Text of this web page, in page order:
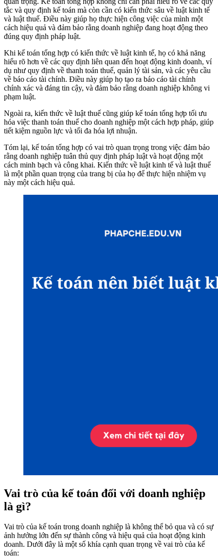
tắc và quy định kế toán mà còn cần có kiến thức sâu về luật kinh tế
và luật thuế. Điều này giúp họ thực hiện công việc của mình một
cách hiệu quả và đảm bảo rằng doanh nghiệp đang hoạt động theo
đúng quy định pháp luật.
Khi kế toán tổng hợp có kiến thức về luật kinh tế, họ có khả năng
hiểu rõ hơn về các quy định liên quan đến hoạt động kinh doanh, ví
dụ như quy định về thanh toán thuế, quản lý tài sản, và các yêu cầu
về báo cáo tài chính. Điều này giúp họ tạo ra báo cáo tài chính
chính xác và đáng tin cậy, và đảm bảo rằng doanh nghiệp không vi
phạm luật.
Ngoài ra, kiến thức về luật thuế cũng giúp kế toán tổng hợp tối ưu
hóa việc thanh toán thuế cho doanh nghiệp một cách hợp pháp, giúp
tiết kiệm nguồn lực và tối đa hóa lợi nhuận.
Tóm lại, kế toán tổng hợp có vai trò quan trọng trong việc đảm bảo
rằng doanh nghiệp tuân thủ quy định pháp luật và hoạt động một
cách minh bạch và công khai. Kiến thức về luật kinh tế và luật thuế
là một phần quan trọng của trang bị của họ để thực hiện nhiệm vụ
này một cách hiệu quả.
Vai trò của kế toán đối với doanh nghiệp
là gì?
Vai trò của kế toán trong doanh nghiệp là không thể bỏ qua và có sự
ảnh hưởng lớn đến sự thành công và hiệu quả của hoạt động kinh
doanh. Dưới đây là một số khía cạnh quan trọng về vai trò của kế
toán: